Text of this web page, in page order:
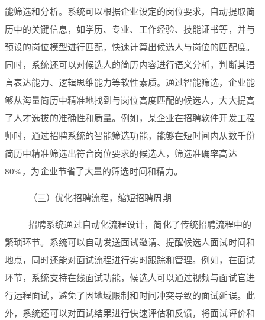
能筛选和分析。系统可以根据企业设定的岗位要求，自动提取简
历中的关键信息，如学历、专业、工作经验、技能证书等，并与
预设的岗位模型进行匹配，快速计算出候选人与岗位的匹配度。
同时，系统还可以对候选人的简历内容进行语义分析，判断其语
言表达能力、逻辑思维能力等软性素质。通过智能筛选，企业能
够从海量简历中精准地找到与岗位高度匹配的候选人，大大提高
了人才选拔的准确性和质量。例如，某企业在招聘软件开发工程
师时，通过招聘系统的智能筛选功能，能够在短时间内从数千份
简历中精准筛选出符合岗位要求的候选人，筛选准确率高达
80%，为企业节省了大量的筛选时间和精力。
（三）优化招聘流程，缩短招聘周期
招聘系统通过自动化流程设计，简化了传统招聘流程中的
繁琐环节。系统可以自动发送面试邀请、提醒候选人面试时间和
地点，同时还能对面试流程进行实时跟踪和管理。例如，在面试
环节，系统支持在线面试功能，候选人可以通过视频与面试官进
行远程面试，避免了因地域限制和时间冲突导致的面试延误。此
外，系统还可以对面试结果进行快速评估和反馈，将面试评价和